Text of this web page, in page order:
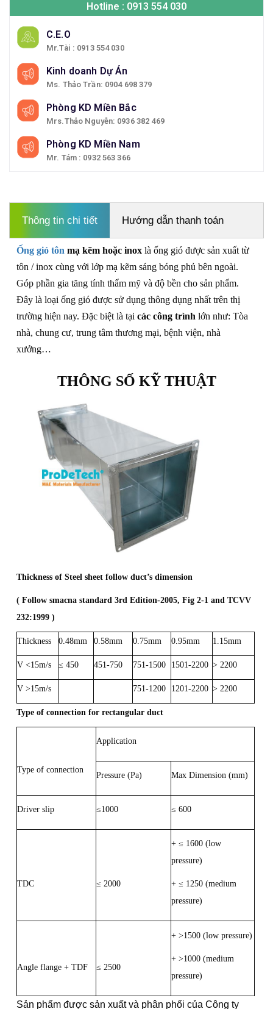
Hotline : 0913 554 030
C.E.O
Mr.Tài : 0913 554 030
Kinh doanh Dự Án
Ms. Thảo Trần: 0904 698 379
Phòng KD Miền Bắc
Mrs.Thảo Nguyễn: 0936 382 469
Phòng KD Miền Nam
Mr. Tám : 0932 563 366
Thông tin chi tiết Hướng dẫn thanh toán
Ống gió tôn mạ kẽm hoặc inox là ống gió được sản xuất từ
tôn / inox cùng với lớp mạ kẽm sáng bóng phủ bên ngoài.
Góp phần gia tăng tính thẩm mỹ và độ bền cho sản phẩm.
Đây là loại ống gió được sử dụng thông dụng nhất trên thị
trường hiện nay. Đặc biệt là tại các công trình lớn như: Tòa
nhà, chung cư, trung tâm thương mại, bệnh viện, nhà
xưởng…
THÔNG SỐ KỸ THUẬT
Thickness of Steel sheet follow duct’s dimension
( Follow smacna standard 3rd Edition-2005, Fig 2-1 and TCVV
232:1999 )
Thickness 0.48mm 0.58mm 0.75mm 0.95mm 1.15mm
V <15m/s ≤ 450 451-750 751-1500 1501-2200 > 2200
V >15m/s 751-1200 1201-2200 > 2200
Type of connection for rectangular duct
Type of connection
Application
Pressure (Pa) Max Dimension (mm)
Driver slip ≤1000 ≤ 600
TDC ≤ 2000
+ ≤ 1600 (low
pressure)
+ ≤ 1250 (medium
pressure)
Angle flange + TDF ≤ 2500
+ >1500 (low pressure)
+ >1000 (medium
pressure)
Sản phẩm được sản xuất và phân phối của Công ty